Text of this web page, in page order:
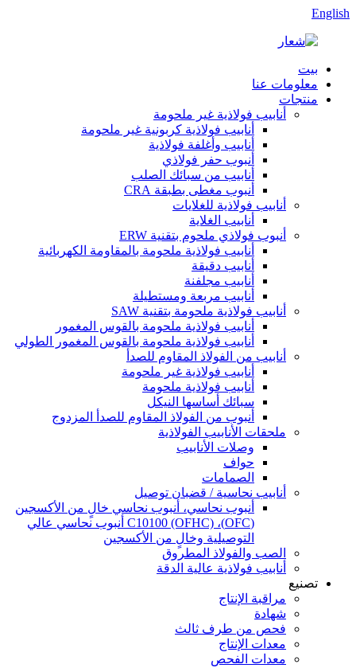
English
بيت
معلومات عنا
منتجات
أنابيب فولاذية غير ملحومة
أنابيب فولاذية كربونية غير ملحومة
أنابيب وأغلفة فولاذية
أنبوب حفر فولاذي
أنابيب من سبائك الصلب
أنبوب مغطى بطبقة CRA
أنابيب فولاذية للغلايات
أنابيب الغلاية
أنبوب فولاذي ملحوم بتقنية ERW
أنابيب فولاذية ملحومة بالمقاومة الكهربائية
أنابيب دقيقة
أنابيب مجلفنة
أنابيب مربعة ومستطيلة
أنابيب فولاذية ملحومة بتقنية SAW
أنابيب فولاذية ملحومة بالقوس المغمور
أنابيب فولاذية ملحومة بالقوس المغمور الطولي
أنابيب من الفولاذ المقاوم للصدأ
أنابيب فولاذية غير ملحومة
أنابيب فولاذية ملحومة
سبائك أساسها النيكل
أنبوب من الفولاذ المقاوم للصدأ المزدوج
ملحقات الأنابيب الفولاذية
وصلات الأنابيب
حواف
الصمامات
أنابيب نحاسية / قضبان توصيل
أنبوب نحاسي، أنبوب نحاسي خالٍ من الأكسجين
(OFC)، C10100 (OFHC) أنبوب نحاسي عالي
التوصيلية وخالٍ من الأكسجين
الصب والفولاذ المطروق
أنابيب فولاذية عالية الدقة
تصنيع
مراقبة الإنتاج
شهادة
فحص من طرف ثالث
معدات الإنتاج
معدات الفحص